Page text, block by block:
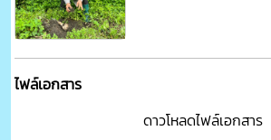
ไฟล์เอกสาร
ดาวโหลดไฟล์เอกสาร